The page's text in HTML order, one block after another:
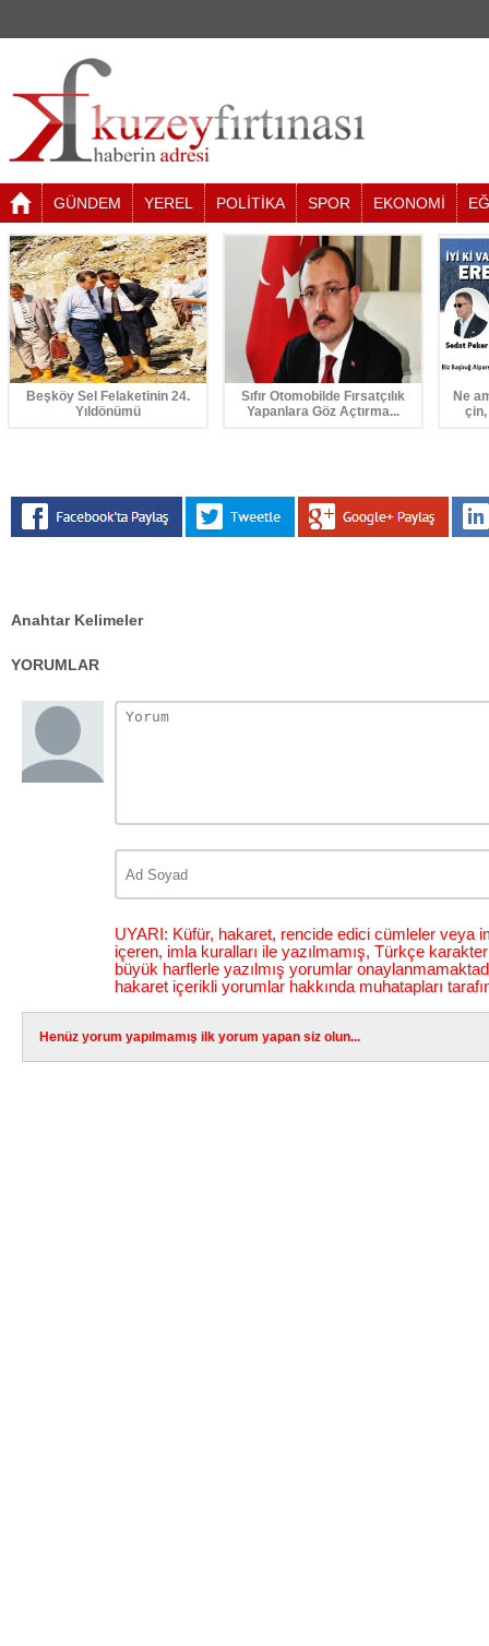
GÜNDEM YEREL POLİTİKA SPOR EKONOMİ
Beşköy Sel Felaketinin 24.
Yıldönümü
Sıfır Otomobilde Fırsatçılık
Yapanlara Göz Açtırma...
Ne
Anahtar Kelimeler
YORUMLAR
UYARI: Küfür, hakaret, rencide edici cümleler veya
içeren, imla kuralları ile yazılmamış, Türkçe
büyük harflerle yazılmış yorumlar
hakaret içerikli yorumlar hakkında muhatapları
Henüz yorum yapılmamış ilk yorum yapan siz olun...